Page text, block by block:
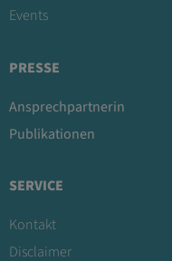
Events
PRESSE
Ansprechpartnerin
Publikationen
SERVICE
Kontakt
Disclaimer